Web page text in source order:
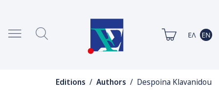
Editions / Authors / Despoina Klavanidou